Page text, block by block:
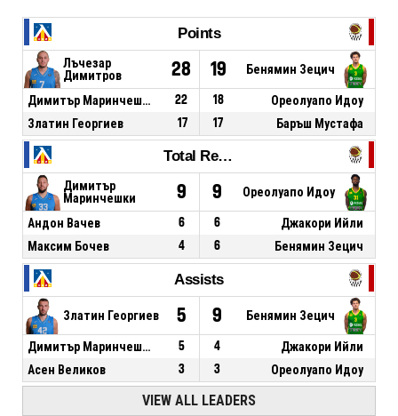
Points
Лъчезар
Димитров
28 19 Бенямин Зецич
Димитър Маринчешки 22 18
Ореолуапо Идоу
Златин Георгиев
17 17 Баръш Мустафа
Total Rebounds
Димитър
Маринчешки
9 9 Ореолуапо Идоу
Андон Вачев 6 6
Джакори Ийли
Максим Бочев
4 6 Бенямин Зецич
Assists
Златин Георгиев 5 9 Бенямин Зецич
Димитър Маринчешки 5 4
Джакори Ийли
Асен Великов
3 3 Ореолуапо Идоу
VIEW ALL LEADERS